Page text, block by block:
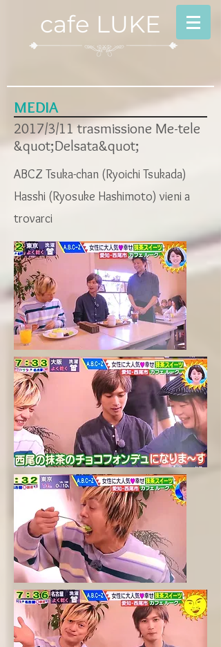
cafe LUKE
MEDIA
2017/3/11 trasmissione Me-tele
&quot;Delsata&quot;
ABCZ Tsuka-chan (Ryoichi Tsukada)
Hasshi (Ryosuke Hashimoto) vieni a
trovarci